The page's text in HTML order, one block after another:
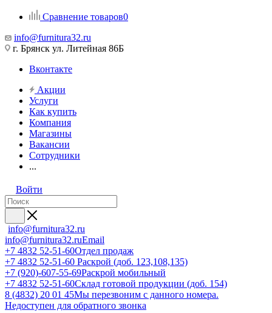
Сравнение товаров0
info@furnitura32.ru
г. Брянск ул. Литейная 86Б
Вконтакте
Акции
Услуги
Как купить
Компания
Магазины
Вакансии
Сотрудники
...
Войти
info@furnitura32.ru
info@furnitura32.ruEmail
+7 4832 52-51-60Отдел продаж
+7 4832 52-51-60 Раскрой (доб. 123,108,135)
+7 (920)-607-55-69Раскрой мобильный
+7 4832 52-51-60Склад готовой продукции (доб. 154)
8 (4832) 20 01 45Мы перезвоним с данного номера.
Недоступен для обратного звонка